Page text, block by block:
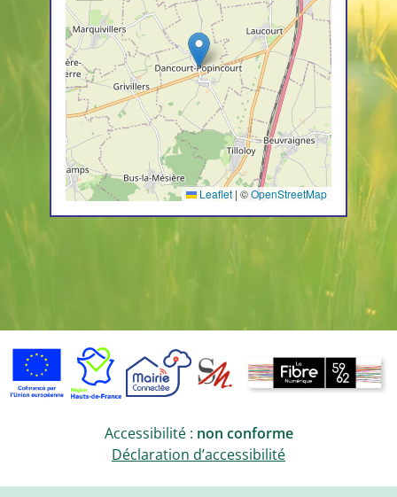
Leaflet | ©OpenStreetMap
Accessibilité : non conforme
Déclaration d’accessibilité